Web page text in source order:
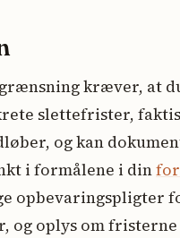
kræver, at
slettefrister,
og kan
i formålene i din
opbevaringspligter
og oplys om